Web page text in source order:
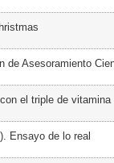
de Asesoramiento
el triple de vitamina
Ensayo de lo real